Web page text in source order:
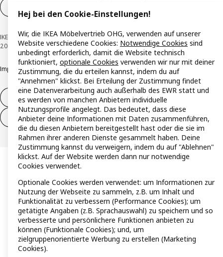
IKEA Österreich - Südring, 2334 Vösendorf © Inter IKEA Systems B.V. 1999-
2026
ImpressumDatenschutzerklärungCookie RichtlinieResponsible Disclosure
Widerruf / Rückgabe
Widerrufsrecht ausüben (Services)
Hej bei den Cookie-Einstellungen!
Wir, die IKEA Möbelvertrieb OHG, verwenden auf unserer
Website verschiedene Cookies: Notwendige Cookies sind
unbedingt erforderlich, damit die Website technisch
funktioniert, optionale Cookies verwenden wir nur mit deiner
Zustimmung, die du erteilen kannst, indem du auf
"Annehmen" klickst. Bei Erteilung der Zustimmung findet
eine Datenverarbeitung auch außerhalb des EWR statt und
es werden von manchen Anbietern individuelle
Nutzungsprofile angelegt. Das bedeutet, dass diese
Anbieter deine Informationen mit Daten zusammenführen,
die du diesen Anbietern bereitgestellt hast oder die sie im
Rahmen ihrer anderen Dienste gesammelt haben. Deine
Zustimmung kannst du verweigern, indem du auf "Ablehnen"
klickst. Auf der Website werden dann nur notwendige
Cookies verwendet.
Optionale Cookies werden verwendet: um Informationen zur
Nutzung der Webseite zu sammeln, z.B. um Inhalt und
Funktionalität zu verbessern (Performance Cookies); um
getätigte Angaben (z.B. Sprachauswahl) zu speichern und so
verbesserte und persönlichere Funktionen anbieten zu
können (Funktionale Cookies); und, um
zielgruppenorientierte Werbung zu erstellen (Marketing
Cookies).